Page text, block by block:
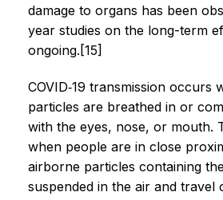
damage to organs has been
year studies on the long-term
ongoing.[15]
COVID‑19 transmission occurs
particles are breathed in or
with the eyes, nose, or mouth.
when people are in close
airborne particles containing
suspended in the air and travel